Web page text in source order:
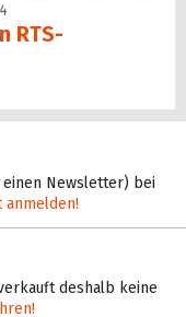
RTS-
Newsletter) bei
anmelden!
deshalb keine